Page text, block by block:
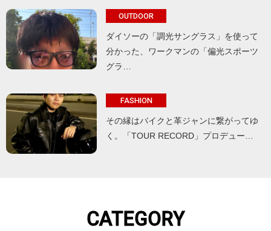
OUTDOOR
ダイソーの「調光サングラス」を使って
分かった、ワークマンの「偏光スポーツ
グラ…
FASHION
その縁はバイクと革ジャンに繋がってゆ
く。「TOUR RECORD」プロデュー…
CATEGORY